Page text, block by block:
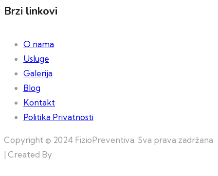
Brzi linkovi
O nama
Usluge
Galerija
Blog
Kontakt
Politika Privatnosti
Copyright © 2024 FizioPreventiva. Sva prava zadržana
| Created By